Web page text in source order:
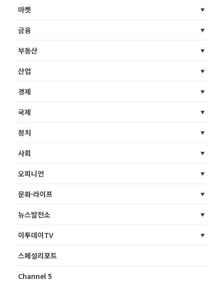
마켓
금융
부동산
산업
경제
국제
정치
사회
오피니언
문화·라이프
뉴스발전소
이투데이TV
스페셜리포트
Channel 5